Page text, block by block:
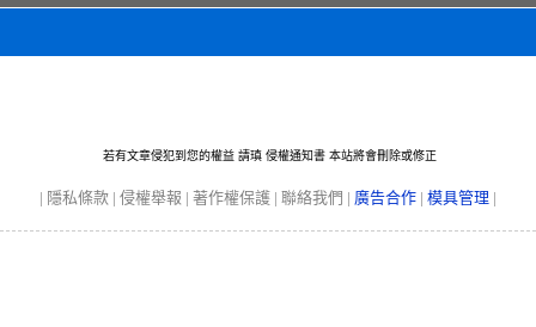
若有文章侵犯到您的權益 請瑱 侵權通知書 本站將會刪除或修正
| 隱私條款 | 侵權舉報 | 著作權保護 | 聯絡我們 | 廣告合作 | 模具管理 |